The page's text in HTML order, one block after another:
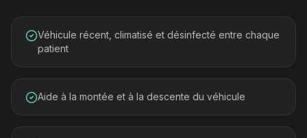
Véhicule récent, climatisé et désinfecté entre chaque
patient
Aide à la montée et à la descente du véhicule